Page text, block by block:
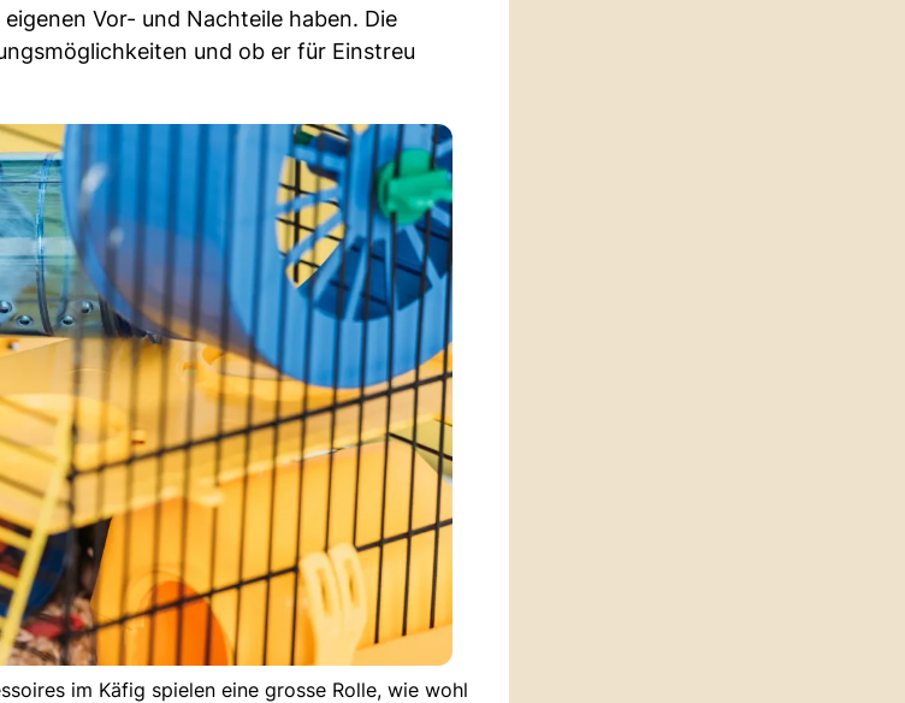
Vor- und Nachteile haben. Die
und ob er für Einstreu
im Käfig spielen eine grosse Rolle, wie wohl